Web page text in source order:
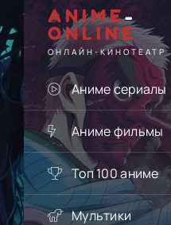
ANIME-
ONLINE
ОНЛАЙН-КИНОТЕАТР
Аниме сериалы
Аниме фильмы
Топ 100 аниме
Мультики